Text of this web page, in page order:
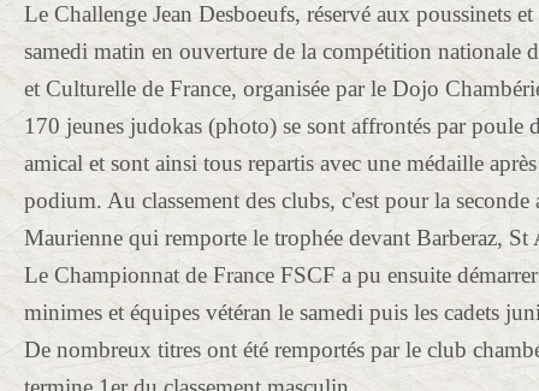
Le Challenge Jean Desboeufs, réservé aux poussinets
samedi matin en ouverture de la compétition nationale
et Culturelle de France, organisée par le Dojo
170 jeunes judokas (photo) se sont affrontés par poule
amical et sont ainsi tous repartis avec une médaille
podium. Au classement des clubs, c'est pour la seconde
Maurienne qui remporte le trophée devant Barberaz, St
Le Championnat de France FSCF a pu ensuite
minimes et équipes vétéran le samedi puis les cadets
De nombreux titres ont été remportés par le club